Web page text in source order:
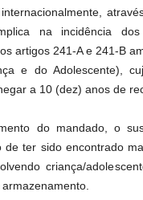
na incidência dos
artigos 241-A e 241-B
e do Adolescente),
a 10 (dez) anos de
do mandado, o
de ter sido encontrado
criança/